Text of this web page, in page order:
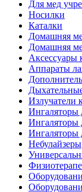
Для мед
Носилки
Каталки
Домашняя
Домашняя
Аксессуары
Аппараты
Излучатели
Ингаляторы
Ингаляторы
Ингаляторы
Небулайзеры